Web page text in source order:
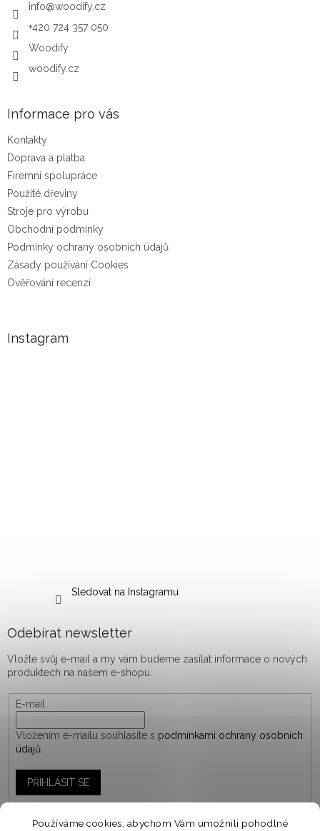
Používáme cookies, abychom Vám umožnili pohodlné
info@woodify.cz
+420 724 357 050
Woodify
woodify.cz
Informace pro vás
Kontakty
Doprava a platba
Firemní spolupráce
Použité dřeviny
Stroje pro výrobu
Obchodní podmínky
Podmínky ochrany osobních údajů
Zásady používání Cookies
Ověřování recenzí
Instagram
Sledovat na Instagramu
Odebírat newsletter
Vložte svůj e-mail a my vám budeme zasílat informace o nových
produktech na našem e-shopu.
E-mail
Vložením e-mailu souhlasíte s podmínkami ochrany osobních
údajů
PŘIHLÁSIT SE